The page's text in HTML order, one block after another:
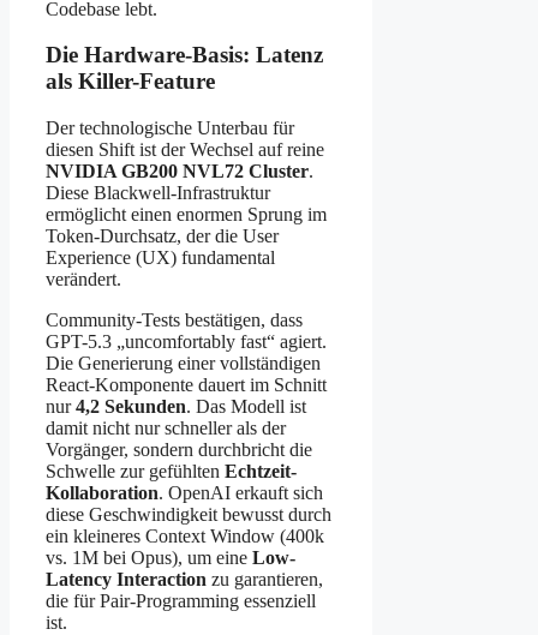
Codebase lebt.
Die Hardware-Basis: Latenz
als Killer-Feature
Der technologische Unterbau für
diesen Shift ist der Wechsel auf reine
NVIDIA GB200 NVL72 Cluster.
Diese Blackwell-Infrastruktur
ermöglicht einen enormen Sprung im
Token-Durchsatz, der die User
Experience (UX) fundamental
verändert.
Community-Tests bestätigen, dass
GPT-5.3 „uncomfortably fast“ agiert.
Die Generierung einer vollständigen
React-Komponente dauert im Schnitt
nur4,2 Sekunden. Das Modell ist
damit nicht nur schneller als der
Vorgänger, sondern durchbricht die
Schwelle zur gefühlten Echtzeit-
Kollaboration. OpenAI erkauft sich
diese Geschwindigkeit bewusst durch
ein kleineres Context Window (400k
vs. 1M bei Opus), um eine Low-
Latency Interaction zu garantieren,
die für Pair-Programming essenziell
ist.